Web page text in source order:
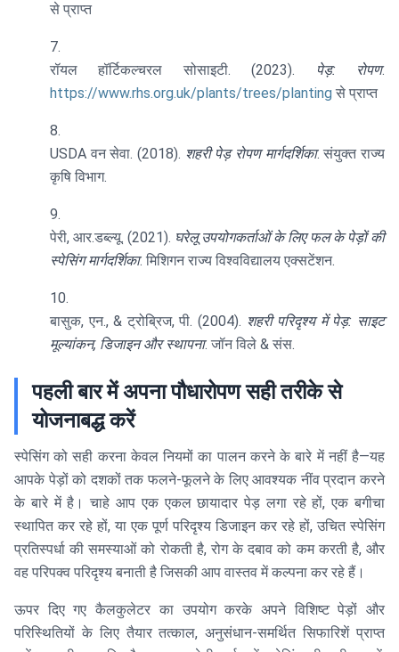
से प्राप्त
रॉयल हॉर्टिकल्चरल सोसाइटी. (2023). पेड़: रोपण.
https://www.rhs.org.uk/plants/trees/planting से प्राप्त
USDA वन सेवा. (2018). शहरी पेड़ रोपण मार्गदर्शिका. संयुक्त राज्य
कृषि विभाग.
पेरी, आर.डब्ल्यू. (2021). घरेलू उपयोगकर्ताओं के लिए फल के पेड़ों की
स्पेसिंग मार्गदर्शिका. मिशिगन राज्य विश्वविद्यालय एक्सटेंशन.
बासुक, एन., & ट्रोब्रिज, पी. (2004). शहरी परिदृश्य में पेड़: साइट
मूल्यांकन, डिजाइन और स्थापना. जॉन विले & संस.
पहली बार में अपना पौधारोपण सही तरीके से
योजनाबद्ध करें
स्पेसिंग को सही करना केवल नियमों का पालन करने के बारे में नहीं है—यह
आपके पेड़ों को दशकों तक फलने-फूलने के लिए आवश्यक नींव प्रदान करने
के बारे में है। चाहे आप एक एकल छायादार पेड़ लगा रहे हों, एक बगीचा
स्थापित कर रहे हों, या एक पूर्ण परिदृश्य डिजाइन कर रहे हों, उचित स्पेसिंग
प्रतिस्पर्धा की समस्याओं को रोकती है, रोग के दबाव को कम करती है, और
वह परिपक्व परिदृश्य बनाती है जिसकी आप वास्तव में कल्पना कर रहे हैं।
ऊपर दिए गए कैलकुलेटर का उपयोग करके अपने विशिष्ट पेड़ों और
परिस्थितियों के लिए तैयार तत्काल, अनुसंधान-समर्थित सिफारिशें प्राप्त